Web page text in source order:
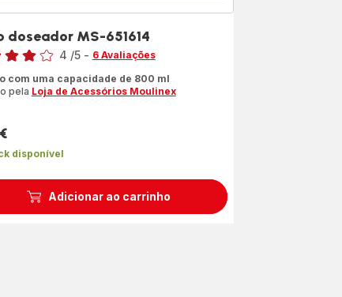
Adicionar ao carrinho
doseador MS-651614
4 /5 - 6 Avaliações
com uma capacidade de 800 ml
pela Loja de Acessórios Moulinex
disponível